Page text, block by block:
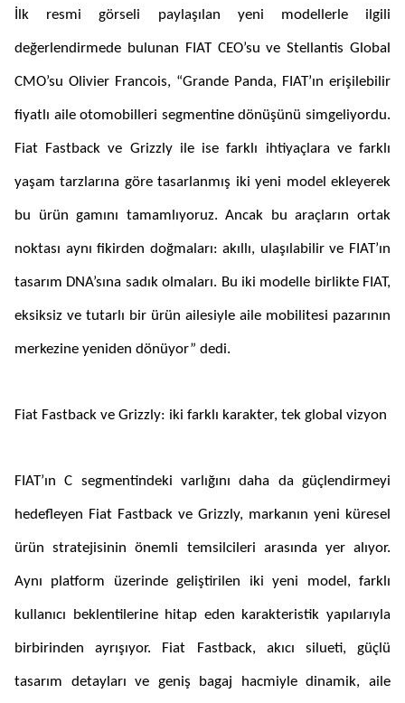
İlk resmi görseli paylaşılan yeni modellerle ilgili
değerlendirmede bulunan FIAT CEO’su ve Stellantis Global
CMO’su Olivier Francois, “Grande Panda, FIAT’ın erişilebilir
fiyatlı aile otomobilleri segmentine dönüşünü simgeliyordu.
Fiat Fastback ve Grizzly ile ise farklı ihtiyaçlara ve farklı
yaşam tarzlarına göre tasarlanmış iki yeni model ekleyerek
bu ürün gamını tamamlıyoruz. Ancak bu araçların ortak
noktası aynı fikirden doğmaları: akıllı, ulaşılabilir ve FIAT’ın
tasarım DNA’sına sadık olmaları. Bu iki modelle birlikte FIAT,
eksiksiz ve tutarlı bir ürün ailesiyle aile mobilitesi pazarının
merkezine yeniden dönüyor” dedi.
Fiat Fastback ve Grizzly: iki farklı karakter, tek global vizyon
FIAT’ın C segmentindeki varlığını daha da güçlendirmeyi
hedefleyen Fiat Fastback ve Grizzly, markanın yeni küresel
ürün stratejisinin önemli temsilcileri arasında yer alıyor.
Aynı platform üzerinde geliştirilen iki yeni model, farklı
kullanıcı beklentilerine hitap eden karakteristik yapılarıyla
birbirinden ayrışıyor. Fiat Fastback, akıcı silueti, güçlü
tasarım detayları ve geniş bagaj hacmiyle dinamik, aile